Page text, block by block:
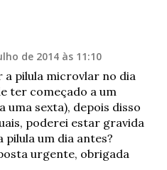
de 2014 às 11:10
a pilula microvlar no dia
ter começado a um
uma sexta), depois disso
poderei estar gravida
um dia antes?
urgente, obrigada